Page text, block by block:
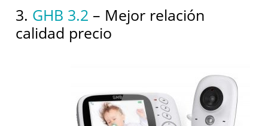
3. GHB 3.2 – Mejor relación
calidad precio